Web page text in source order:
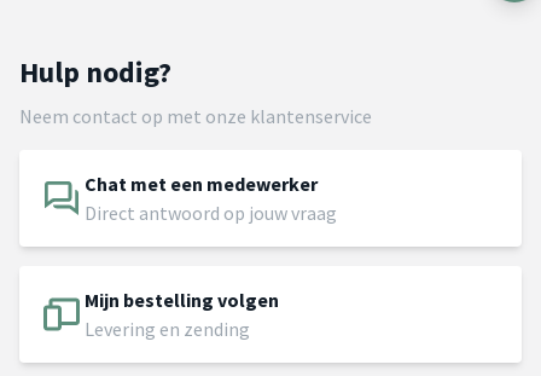
Hulp nodig?
Neem contact op met onze klantenservice
Chat met een medewerker
Direct antwoord op jouw vraag
Mijn bestelling volgen
Levering en zending